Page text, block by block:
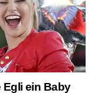
ein Baby